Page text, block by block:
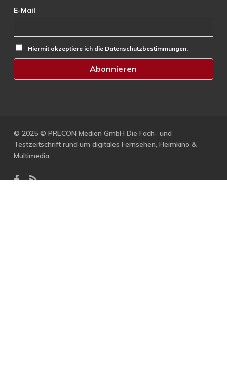
E-Mail
Hiermit akzeptiere ich die Datenschutzbestimmungen.
© 2025 © PRECON Medien GmbH Die Fach- und
Testzeitschrift rund um digitales Fernsehen, Heimkino &
Multimedia.
facebook
RSS